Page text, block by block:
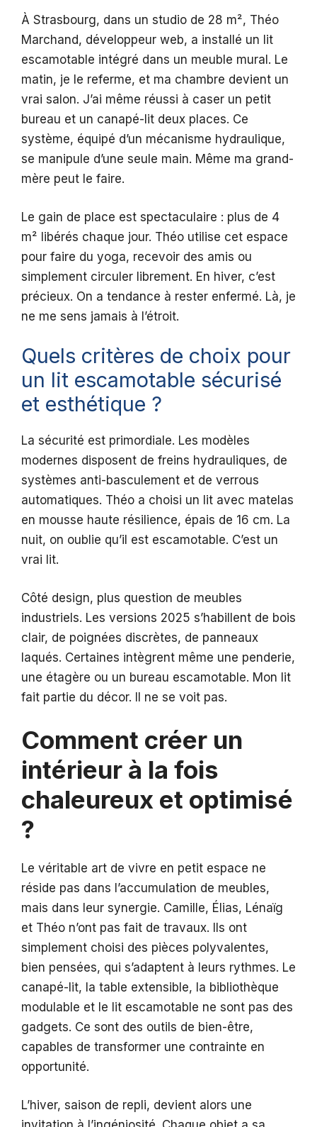
À Strasbourg, dans un studio de 28 m², Théo
Marchand, développeur web, a installé un lit
escamotable intégré dans un meuble mural. Le
matin, je le referme, et ma chambre devient un
vrai salon. J’ai même réussi à caser un petit
bureau et un canapé-lit deux places. Ce
système, équipé d’un mécanisme hydraulique,
se manipule d’une seule main. Même ma grand-
mère peut le faire.
Le gain de place est spectaculaire : plus de 4
m² libérés chaque jour. Théo utilise cet espace
pour faire du yoga, recevoir des amis ou
simplement circuler librement. En hiver, c’est
précieux. On a tendance à rester enfermé. Là, je
ne me sens jamais à l’étroit.
Quels critères de choix pour
un lit escamotable sécurisé
et esthétique ?
La sécurité est primordiale. Les modèles
modernes disposent de freins hydrauliques, de
systèmes anti-basculement et de verrous
automatiques. Théo a choisi un lit avec matelas
en mousse haute résilience, épais de 16 cm. La
nuit, on oublie qu’il est escamotable. C’est un
vrai lit.
Côté design, plus question de meubles
industriels. Les versions 2025 s’habillent de bois
clair, de poignées discrètes, de panneaux
laqués. Certaines intègrent même une penderie,
une étagère ou un bureau escamotable. Mon lit
fait partie du décor. Il ne se voit pas.
Comment créer un
intérieur à la fois
chaleureux et optimisé
?
Le véritable art de vivre en petit espace ne
réside pas dans l’accumulation de meubles,
mais dans leur synergie. Camille, Élias, Lénaïg
et Théo n’ont pas fait de travaux. Ils ont
simplement choisi des pièces polyvalentes,
bien pensées, qui s’adaptent à leurs rythmes. Le
canapé-lit, la table extensible, la bibliothèque
modulable et le lit escamotable ne sont pas des
gadgets. Ce sont des outils de bien-être,
capables de transformer une contrainte en
opportunité.
L’hiver, saison de repli, devient alors une